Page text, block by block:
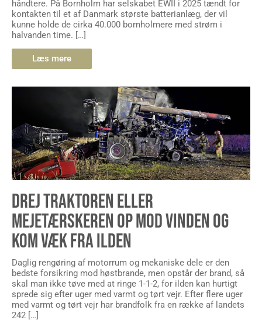
håndtere. På Bornholm har selskabet EWII i 2025 tændt for
kontakten til et af Danmark største batterianlæg, der vil
kunne holde de cirka 40.000 bornholmere med strøm i
halvanden time. […]
Læs mere
DREJ TRAKTOREN ELLER
MEJETÆRSKEREN OP MOD VINDEN OG
KOM VÆK FRA ILDEN
Daglig rengøring af motorrum og mekaniske dele er den
bedste forsikring mod høstbrande, men opstår der brand, så
skal man ikke tøve med at ringe 1-1-2, for ilden kan hurtigt
sprede sig efter uger med varmt og tørt vejr. Efter flere uger
med varmt og tørt vejr har brandfolk fra en række af landets
242 […]